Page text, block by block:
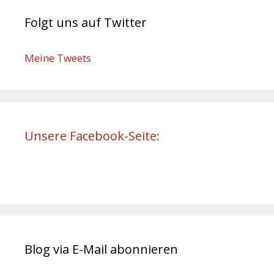
Folgt uns auf Twitter
Meine Tweets
Unsere Facebook-Seite:
Blog via E-Mail abonnieren